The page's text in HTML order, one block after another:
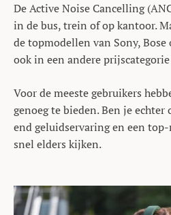
De Active Noise Cancelling
in de bus, trein of op kantoor.
de topmodellen van Sony,
ook in een andere
Voor de meeste gebruikers
genoeg te bieden. Ben je echter
end geluidservaring en een
snel elders kijken.